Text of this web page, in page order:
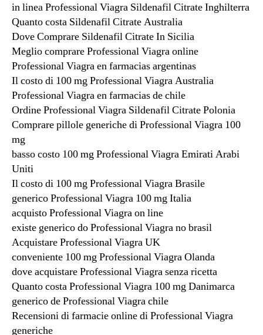
in linea Professional Viagra Sildenafil Citrate Inghilterra
Quanto costa Sildenafil Citrate Australia
Dove Comprare Sildenafil Citrate In Sicilia
Meglio comprare Professional Viagra online
Professional Viagra en farmacias argentinas
Il costo di 100 mg Professional Viagra Australia
Professional Viagra en farmacias de chile
Ordine Professional Viagra Sildenafil Citrate Polonia
Comprare pillole generiche di Professional Viagra 100
mg
basso costo 100 mg Professional Viagra Emirati Arabi
Uniti
Il costo di 100 mg Professional Viagra Brasile
generico Professional Viagra 100 mg Italia
acquisto Professional Viagra on line
existe generico do Professional Viagra no brasil
Acquistare Professional Viagra UK
conveniente 100 mg Professional Viagra Olanda
dove acquistare Professional Viagra senza ricetta
Quanto costa Professional Viagra 100 mg Danimarca
generico de Professional Viagra chile
Recensioni di farmacie online di Professional Viagra
generiche